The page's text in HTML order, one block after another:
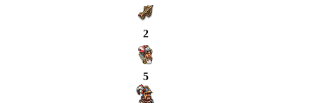
2
5